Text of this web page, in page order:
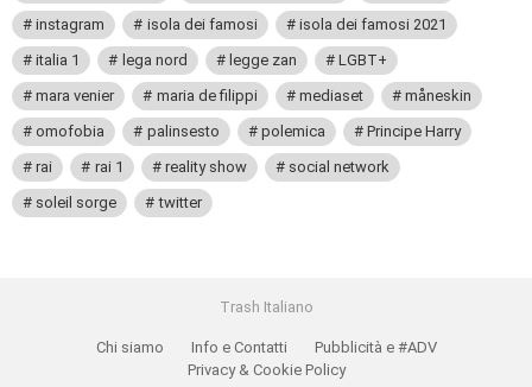
instagram
isola dei famosi
isola dei famosi 2021
italia 1
lega nord legge zan
LGBT+
mara venier
maria de filippi mediaset
måneskin
omofobia
palinsesto polemica
Principe Harry
rai
rai 1 reality show
social network
soleil sorge
twitter
Trash Italiano
Chi siamo Info e Contatti
Pubblicità e #ADV
Privacy & Cookie Policy